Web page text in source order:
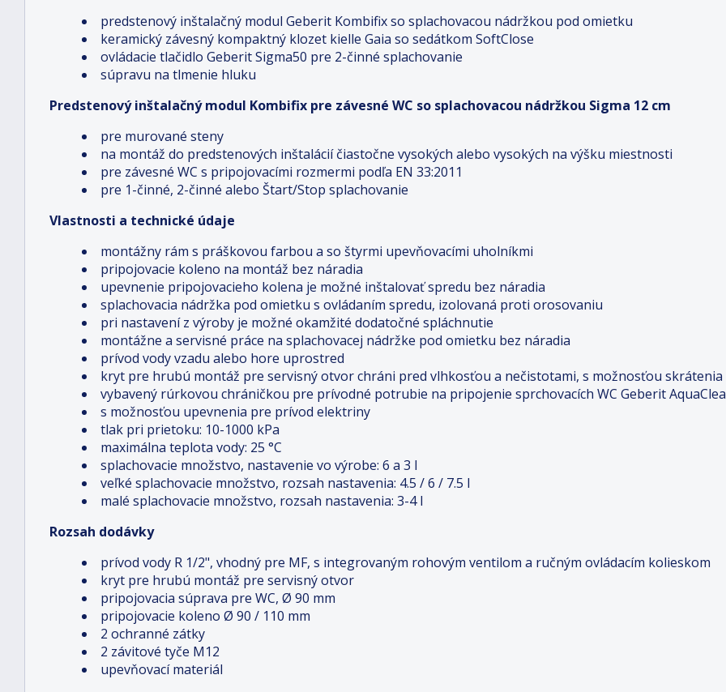
predstenový inštalačný modul Geberit Kombifix so splachovacou nádržkou pod omietku
keramický závesný kompaktný klozet kielle Gaia so sedátkom SoftClose
ovládacie tlačidlo Geberit Sigma50 pre 2-činné splachovanie
súpravu na tlmenie hluku
Predstenový inštalačný modul Kombifix pre závesné WC so splachovacou nádržkou Sigma 12 cm
pre murované steny
na montáž do predstenových inštalácií čiastočne vysokých alebo vysokých na výšku miestnosti
pre závesné WC s pripojovacími rozmermi podľa EN 33:2011
pre 1-činné, 2-činné alebo Štart/Stop splachovanie
Vlastnosti a technické údaje
montážny rám s práškovou farbou a so štyrmi upevňovacími uholníkmi
pripojovacie koleno na montáž bez náradia
upevnenie pripojovacieho kolena je možné inštalovať spredu bez náradia
splachovacia nádržka pod omietku s ovládaním spredu, izolovaná proti orosovaniu
pri nastavení z výroby je možné okamžité dodatočné spláchnutie
montážne a servisné práce na splachovacej nádržke pod omietku bez náradia
prívod vody vzadu alebo hore uprostred
kryt pre hrubú montáž pre servisný otvor chráni pred vlhkosťou a nečistotami, s možnosťou skrátenia
vybavený rúrkovou chráničkou pre prívodné potrubie na pripojenie sprchovacích WC Geberit
s možnosťou upevnenia pre prívod elektriny
tlak pri prietoku: 10-1000 kPa
maximálna teplota vody: 25 °C
splachovacie množstvo, nastavenie vo výrobe: 6 a 3 l
veľké splachovacie množstvo, rozsah nastavenia: 4.5 / 6 / 7.5 l
malé splachovacie množstvo, rozsah nastavenia: 3-4 l
Rozsah dodávky
prívod vody R 1/2", vhodný pre MF, s integrovaným rohovým ventilom a ručným ovládacím kolieskom
kryt pre hrubú montáž pre servisný otvor
pripojovacia súprava pre WC, Ø 90 mm
pripojovacie koleno Ø 90 / 110 mm
2 ochranné zátky
2 závitové tyče M12
upevňovací materiál